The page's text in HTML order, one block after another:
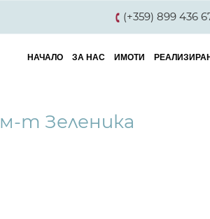
(+359) 899 436
НАЧАЛО ЗА НАС ИМОТИ
м-т Зеленика